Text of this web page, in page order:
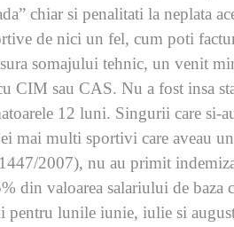
chiar si penalitati la neplata
de nici un fel, cum poti
somajului tehnic, un venit
CIM sau CAS. Nu a fost insa
12 luni. Singurii care si-
mai multi sportivi care aveau
2007), nu au primit
din valoarea salariului de
pentru lunile iunie, iulie si